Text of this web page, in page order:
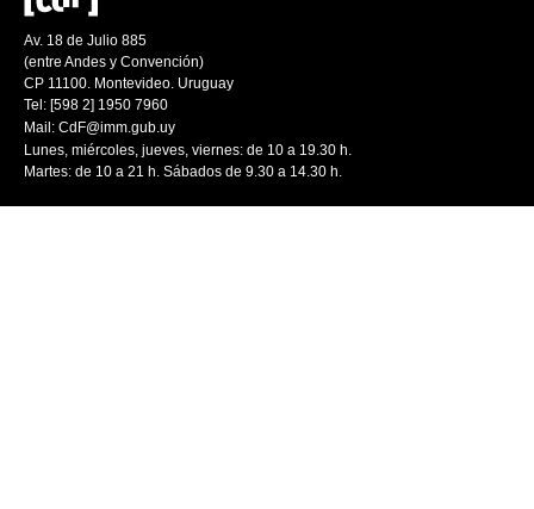
Av. 18 de Julio 885
(entre Andes y Convención)
CP 11100. Montevideo. Uruguay
Tel: [598 2] 1950 7960
Mail: CdF@imm.gub.uy
Lunes, miércoles, jueves, viernes: de 10 a 19.30 h.
Martes: de 10 a 21 h. Sábados de 9.30 a 14.30 h.